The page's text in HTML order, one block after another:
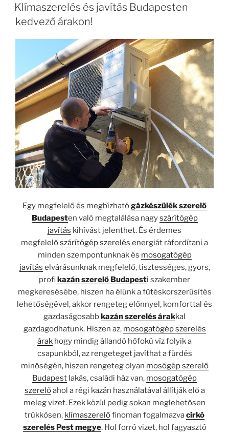
Klímaszerelés és javítás Budapesten
kedvező árakon!
Egy megfelelő és megbízhatógázkészülék szerelő
Budapesten való megtalálása nagyszárítógép
javítás kihívást jelenthet. És érdemes
megfelelőszárítógép szerelés energiát ráfordítani a
minden szempontunknak és mosogatógép
javítás elvárásunknak megfelelő, tisztességes, gyors,
profikazán szerelő Budapesti szakember
megkeresésébe, hiszen ha élünk a fűtéskorszerűsítés
lehetőségével, akkor rengeteg előnnyel, komforttal és
gazdaságosabbkazán szerelés árakkal
gazdagodhatunk. Hiszen az, mosogatógép szerelés
árak hogy mindig állandó hőfokú víz folyik a
csapunkból, az rengeteget javíthat a fürdés
minőségén, hiszen rengeteg olyan mosógép szerelő
Budapest lakás, családi ház van, mosogatógép
szerelőahol a régi kazán használatával állítják elő a
meleg vizet. Ezek közül pedig sokan meglehetősen
trükkösen, klímaszerelőfinoman fogalmazvacirkó
szerelés Pest megye. Hol forró vizet, hol fagyasztó